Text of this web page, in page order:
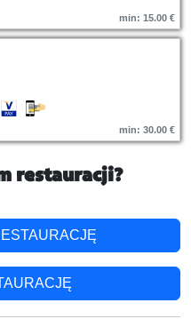
min: 15.00 €
min: 30.00 €
restauracji?